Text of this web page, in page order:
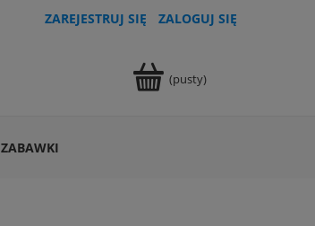
ZAREJESTRUJ SIĘ ZALOGUJ SIĘ
(pusty)
ZABAWKI